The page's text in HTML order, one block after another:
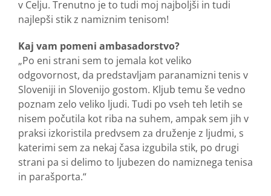
v Celju. Trenutno je to tudi moj najboljši in tudi
najlepši stik z namiznim tenisom!
Kaj vam pomeni ambasadorstvo?
„Po eni strani sem to jemala kot veliko
odgovornost, da predstavljam paranamizni tenis v
Sloveniji in Slovenijo gostom. Kljub temu še vedno
poznam zelo veliko ljudi. Tudi po vseh teh letih se
nisem počutila kot riba na suhem, ampak sem jih v
praksi izkoristila predvsem za druženje z ljudmi, s
katerimi sem za nekaj časa izgubila stik, po drugi
strani pa si delimo to ljubezen do namiznega tenisa
in parašporta.“